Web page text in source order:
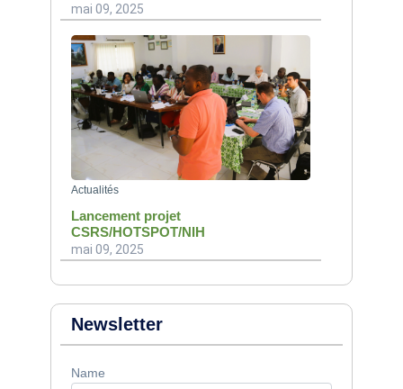
mai 09, 2025
Actualités
Lancement projet
CSRS/HOTSPOT/NIH
mai 09, 2025
Newsletter
Name